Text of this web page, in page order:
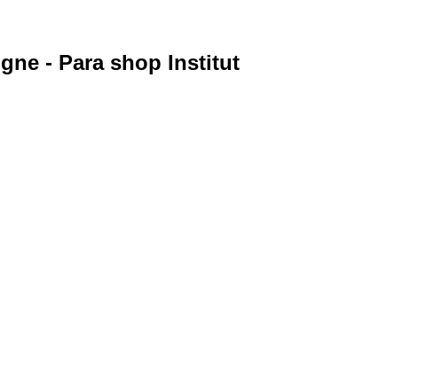
- Para shop Institut